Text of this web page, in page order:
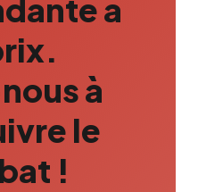
a
à
le
!